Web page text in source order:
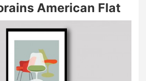
American Flat